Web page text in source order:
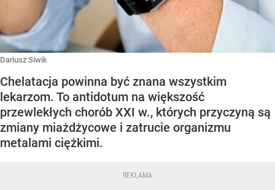
Dariusz Siwik
Chelatacja powinna być znana wszystkim
lekarzom. To antidotum na większość
przewlekłych chorób XXI w., których przyczyną są
zmiany miażdżycowe i zatrucie organizmu
metalami ciężkimi.